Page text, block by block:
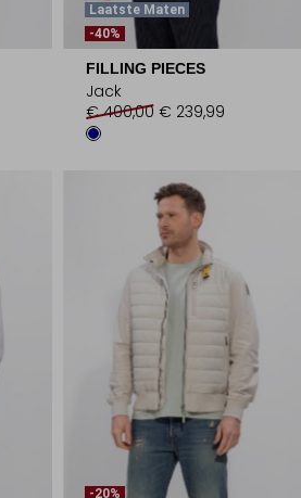
Laatste Maten
-40%
FILLING PIECES
Jack
€ 400,00 € 239,99
-20%